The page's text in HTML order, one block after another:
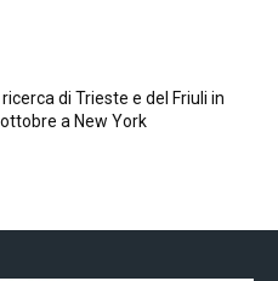
ricerca di Trieste e del Friuli in
a New York